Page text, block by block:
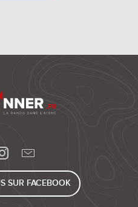
SUR FACEBOOK